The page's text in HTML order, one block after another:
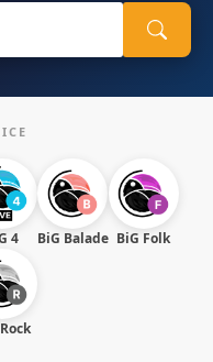
4 BiG Balade BiG Folk